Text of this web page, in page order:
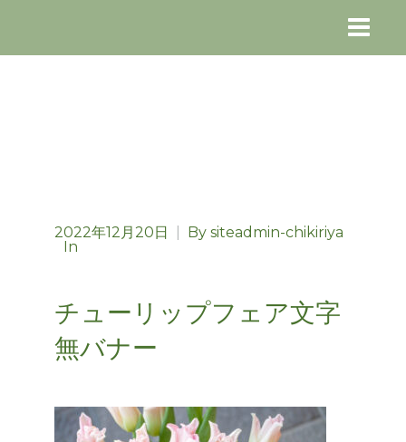
2022年12月20日 By siteadmin-chikiriya
In
チューリップフェア文字
無バナー